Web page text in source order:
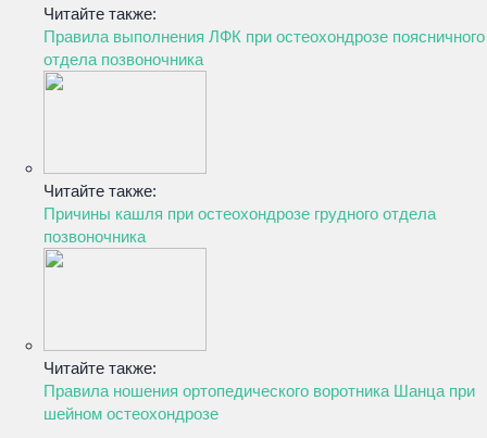
Читайте также:
Правила выполнения ЛФК при остеохондрозе поясничного
отдела позвоночника
Читайте также:
Причины кашля при остеохондрозе грудного отдела
позвоночника
Читайте также:
Правила ношения ортопедического воротника Шанца при
шейном остеохондрозе